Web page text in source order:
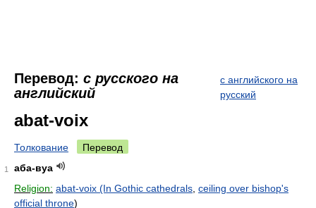
Перевод: с русского на
английский
с английского на
русский
abat-voix
Толкование Перевод
1
аба-вуа
Religion: abat-voix (In Gothic cathedrals ceiling over bishop's
official throne)